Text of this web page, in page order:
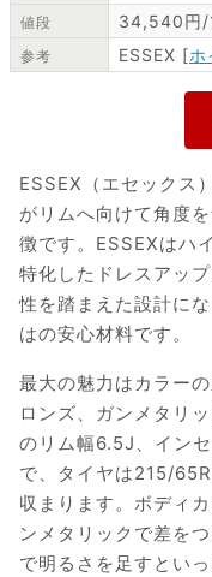
値段 34,540円/
参考 ESSEX [ホ
ESSEX（エセックス
がリムへ向けて角度
徴です。ESSEXはハ
特化したドレスアッ
性を踏まえた設計に
はの安心材料です。
最大の魅力はカラー
ロンズ、ガンメタリ
のリム幅6.5J、イン
で、タイヤは215/
収まります。ボディ
ンメタリックで差を
で明るさを足すとい